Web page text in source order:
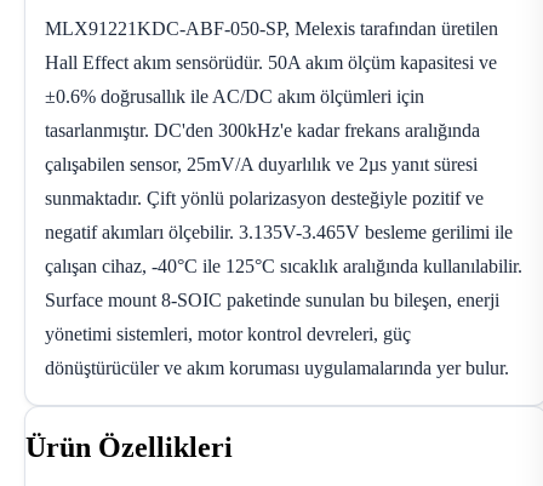
MLX91221KDC-ABF-050-SP, Melexis tarafından üretilen
Hall Effect akım sensörüdür. 50A akım ölçüm kapasitesi ve
±0.6% doğrusallık ile AC/DC akım ölçümleri için
tasarlanmıştır. DC'den 300kHz'e kadar frekans aralığında
çalışabilen sensor, 25mV/A duyarlılık ve 2µs yanıt süresi
sunmaktadır. Çift yönlü polarizasyon desteğiyle pozitif ve
negatif akımları ölçebilir. 3.135V-3.465V besleme gerilimi ile
çalışan cihaz, -40°C ile 125°C sıcaklık aralığında kullanılabilir.
Surface mount 8-SOIC paketinde sunulan bu bileşen, enerji
yönetimi sistemleri, motor kontrol devreleri, güç
dönüştürücüler ve akım koruması uygulamalarında yer bulur.
Ürün Özellikleri